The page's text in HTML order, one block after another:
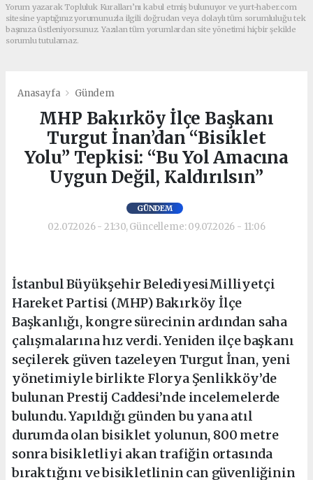
Yorum yazarak Topluluk Kuralları’nı kabul etmiş bulunuyor ve yurt-haber.com
sitesine yaptığınız yorumunuzla ilgili doğrudan veya dolaylı tüm sorumluluğu tek
başınıza üstleniyorsunuz. Yazılan tüm yorumlardan site yönetimi hiçbir şekilde
sorumlu tutulamaz.
Anasayfa Gündem
MHP Bakırköy İlçe Başkanı
Turgut İnan’dan “Bisiklet
Yolu” Tepkisi: “Bu Yol Amacına
Uygun Değil, Kaldırılsın”
GÜNDEM
02.07.2026 - 21:30, Güncelleme: 09.07.2026 - 11:06
İstanbul Büyükşehir BelediyesiMilliyetçi
Hareket Partisi (MHP) Bakırköy İlçe
Başkanlığı, kongre sürecinin ardından saha
çalışmalarına hız verdi. Yeniden ilçe başkanı
seçilerek güven tazeleyen Turgut İnan, yeni
yönetimiyle birlikte Florya Şenlikköy’de
bulunan Prestij Caddesi’nde incelemelerde
bulundu. Yapıldığı günden bu yana atıl
durumda olan bisiklet yolunun, 800 metre
sonra bisikletliyi akan trafiğin ortasında
bıraktığını ve bisikletlinin can güvenliğinin